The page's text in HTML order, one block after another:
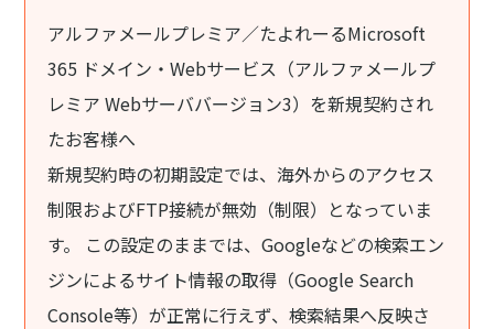
アルファメールプレミア／たよれーるMicrosoft
365 ドメイン・Webサービス（アルファメールプ
レミア Webサーババージョン3）を新規契約され
たお客様へ
新規契約時の初期設定では、海外からのアクセス
制限およびFTP接続が無効（制限）となっていま
す。 この設定のままでは、Googleなどの検索エン
ジンによるサイト情報の取得（Google Search
Console等）が正常に行えず、検索結果へ反映さ